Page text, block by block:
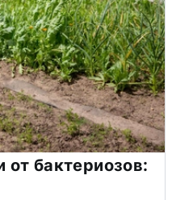
бактериозов: